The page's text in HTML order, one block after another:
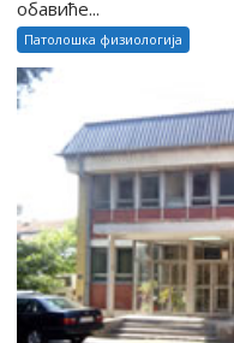
обавиће...
Патолошка физиологија